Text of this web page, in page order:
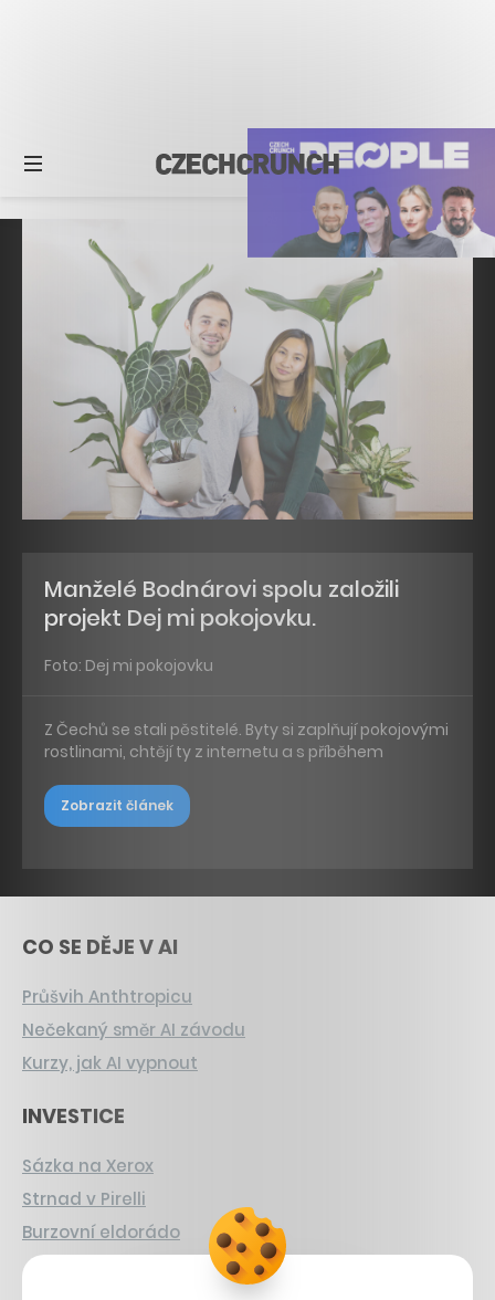
Manželé Bodnárovi spolu založili
projekt Dej mi pokojovku.
Foto: Dej mi pokojovku
Z Čechů se stali pěstitelé. Byty si zaplňují pokojovými
rostlinami, chtějí ty z internetu a s příběhem
Zobrazit článek
CO SE DĚJE V AI
Průšvih Anthtropicu
Nečekaný směr AI závodu
Kurzy, jak AI vypnout
INVESTICE
Sázka na Xerox
Strnad v Pirelli
Burzovní eldorádo